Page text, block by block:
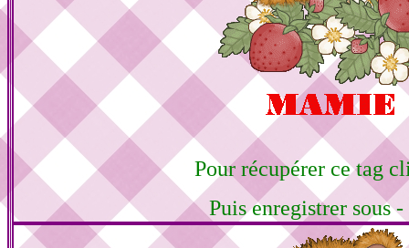
Pour récupérer ce tag
Puis enregistrer sous